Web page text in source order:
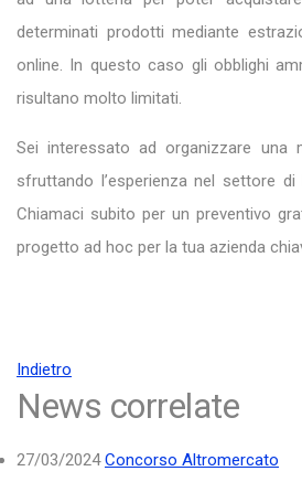
determinati prodotti mediante
online. In questo caso gli obblighi
risultano molto limitati.
Sei interessato ad organizzare una
sfruttando l’esperienza nel settore di
Chiamaci subito per un preventivo
progetto ad hoc per la tua azienda
Indietro
News correlate
27/03/2024 Concorso Altromercato